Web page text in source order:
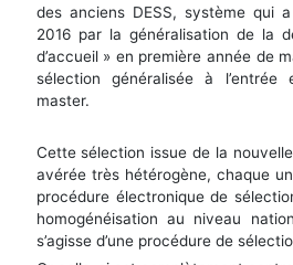
des anciens DESS, système qui
2016 par la généralisation de la
d’accueil » en première année de
sélection généralisée à
master.
Cette sélection issue de la
avérée très hétérogène, chaque
procédure électronique de
homogénéisation au niveau
s’agisse d’une procédure de